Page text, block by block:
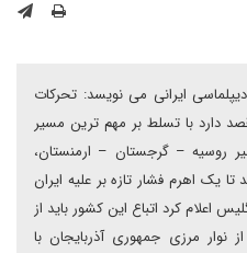
ایرانی می نویسد: تحرکات
دارد با تسلط بر مهم ترین مسیر
روسیه – گرجستان – ارمنستان،
تا یک اهرم فشار تازه بر علیه ایران
اعلام کرد اتباع این کشور باید از
۵ کیلومتری از نوار مرزی جمهوری آذربایجان با